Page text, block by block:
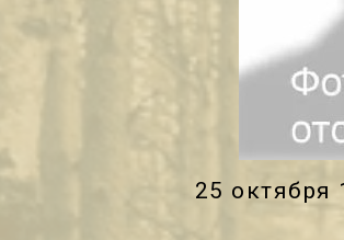
25 октября